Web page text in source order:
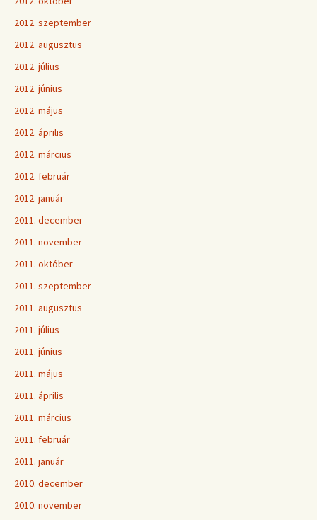
2012. szeptember
2012. augusztus
2012. július
2012. június
2012. május
2012. április
2012. március
2012. február
2012. január
2011. december
2011. november
2011. október
2011. szeptember
2011. augusztus
2011. július
2011. június
2011. május
2011. április
2011. március
2011. február
2011. január
2010. december
2010. november